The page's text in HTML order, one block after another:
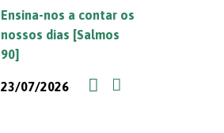
Ensina-nos a contar os
nossos dias [Salmos
90]
23/07/2026